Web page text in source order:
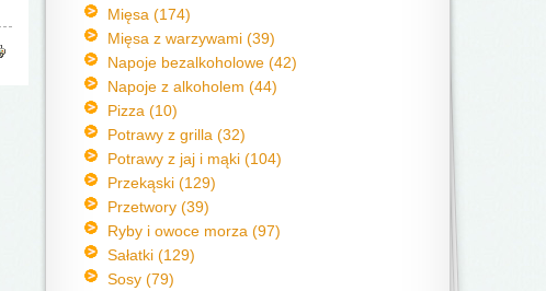
Mięsa (174)
Mięsa z warzywami (39)
Napoje bezalkoholowe (42)
Napoje z alkoholem (44)
Pizza (10)
Potrawy z grilla (32)
Potrawy z jaj i mąki (104)
Przekąski (129)
Przetwory (39)
Ryby i owoce morza (97)
Sałatki (129)
Sosy (79)